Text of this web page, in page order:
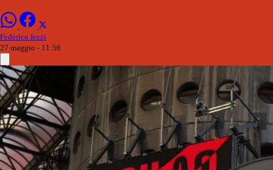
Federico Iezzi
27 maggio - 11:56